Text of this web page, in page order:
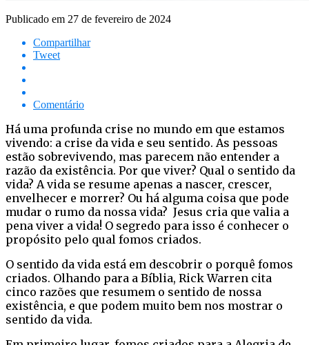
Publicado em 27 de fevereiro de 2024
Compartilhar
Tweet
Comentário
Há uma profunda crise no mundo em que estamos
vivendo: a crise da vida e seu sentido. As pessoas
estão sobrevivendo, mas parecem não entender a
razão da existência. Por que viver? Qual o sentido da
vida? A vida se resume apenas a nascer, crescer,
envelhecer e morrer? Ou há alguma coisa que pode
mudar o rumo da nossa vida? Jesus cria que valia a
pena viver a vida! O segredo para isso é conhecer o
propósito pelo qual fomos criados.
O sentido da vida está em descobrir o porquê fomos
criados. Olhando para a Bíblia, Rick Warren cita
cinco razões que resumem o sentido de nossa
existência, e que podem muito bem nos mostrar o
sentido da vida.